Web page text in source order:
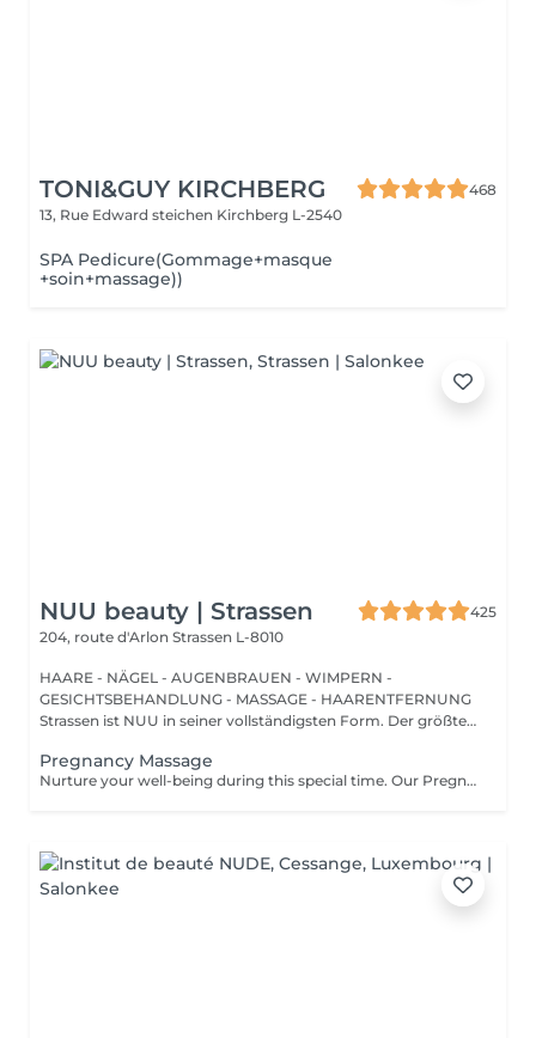
TONI&GUY KIRCHBERG
468
13, Rue Edward steichen Kirchberg L-2540
SPA Pedicure(Gommage+masque
+soin+massage))
NUU beauty | Strassen
425
204, route d'Arlon Strassen L-8010
HAARE - NÄGEL - AUGENBRAUEN - WIMPERN -
GESICHTSBEHANDLUNG - MASSAGE - HAARENTFERNUNG
Strassen ist NUU in seiner vollständigsten Form. Der größte
Pregnancy Massage
Nurture your well-being during this special time. Our Pregnancy Massage is a gentle, relaxing treatment designed to reduce muscle tension, improve circulation, and ease discomfort commonly experienced during pregnancy. Soft, flowing techniques and comfortable side-lying positioning provide deep relaxation without placing pressure on the abdomen. Hypoallergenic, unscented oils are used to care for sensitive skin and maintain comfort throughout the session. This massage helps relieve tension in the lower back and shoulders, reduces swelling and heaviness in the legs, improves overall circulation, and promotes a sense of ease and balance in the body. This treatment is performed only with the approval of your doctor.